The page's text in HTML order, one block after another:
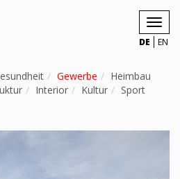
DE EN
Gewerbe
Heimbau
Interior Kultur
Sport